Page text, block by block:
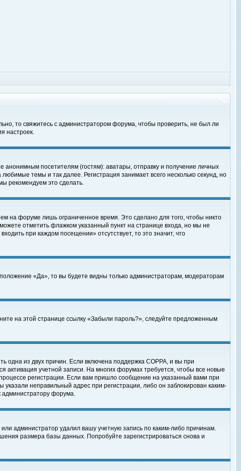
то свяжитесь с администратором форума, чтобы проверить, не был ли
настроек.
посетителям (гостям): аватары, отправку и получение личных
темы и так далее. Регистрация занимает всего несколько секунд, но
рекомендуем это сделать.
на форуме лишь ограниченное время. Это сделано для того, чтобы никто
отметить флажком указанный пункт на странице входа, но мы не
при каждом посещении» отсутствует, то это значит, что
«Да», то вы будете видны только администраторам, модераторам
на этой странице ссылку «Забыли пароль?», следуйте предложенным
одна из двух причин. Если включена поддержка COPPA, и вы при
активация учетной записи. На многих форумах требуется, чтобы все новые
регистрации. Если вам пришло сообщение на указанный вами при
неправильный адрес при регистрации, либо он заблокирован каким-
администратору форума.
администратор удалил вашу учетную запись по каким-либо причинам.
размера базы данных. Попробуйте зарегистрироваться снова и